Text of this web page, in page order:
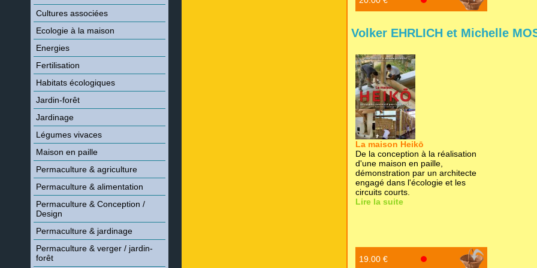
Cultures associées
Ecologie à la maison
Energies
Fertilisation
Habitats écologiques
Jardin-forêt
Jardinage
Légumes vivaces
Maison en paille
Permaculture & agriculture
Permaculture & alimentation
Permaculture & Conception /
Design
Permaculture & jardinage
Permaculture & verger / jardin-
forêt
Volker EHRLICH et Michelle
La maison Heikō
De la conception à la réalisation
d'une maison en paille,
démonstration par un architecte
engagé dans l'écologie et les
circuits courts.
Lire la suite
19.00 €